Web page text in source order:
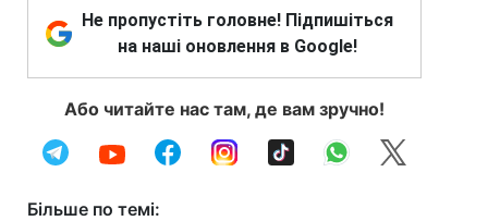
Не пропустіть головне! Підпишіться
на наші оновлення в Google!
Або читайте нас там, де вам зручно!
Більше по темі: